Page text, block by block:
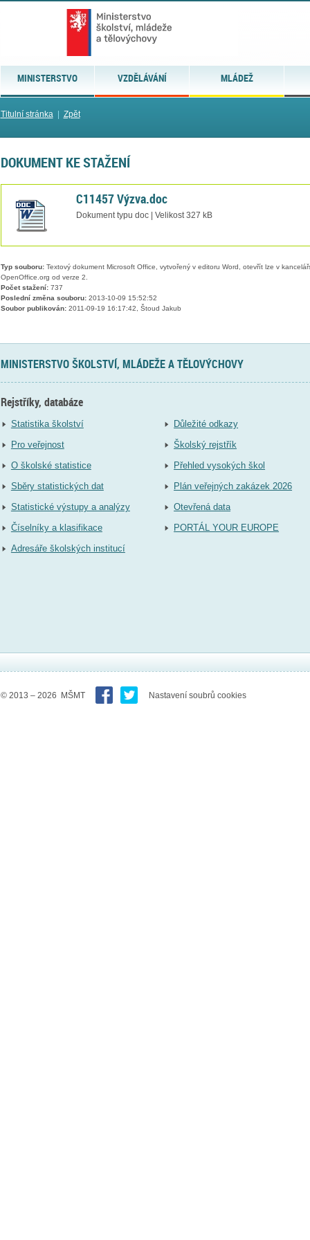
MINISTERSTVO VZDĚLÁVÁNÍ MLÁDEŽ
Titulní stránka| Zpět
DOKUMENT KE STAŽENÍ
C11457 Výzva.doc
Dokument typu doc | Velikost 327 kB
Typ souboru:Textový dokument Microsoft Office, vytvořený v editoru Word, otevřít lze v
OpenOffice.org od verze 2.
Počet stažení:737
Poslední změna souboru:2013-10-09 15:52:52
Soubor publikován:2011-09-19 16:17:42, Štoud Jakub
MINISTERSTVO ŠKOLSTVÍ, MLÁDEŽE A TĚLOVÝCHOVY
Rejstříky, databáze
Statistika školství
Pro veřejnost
O školské statistice
Sběry statistických dat
Statistické výstupy a analýzy
Číselníky a klasifikace
Adresáře školských institucí
Důležité odkazy
Školský rejstřík
Přehled vysokých škol
Plán veřejných zakázek 2026
Otevřená data
PORTÁL YOUR EUROPE
© 2013 – 2026 MŠMT Nastavení soubrů cookies